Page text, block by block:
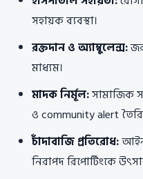
সহায়ক ব্যবস্থা।
রক্তদান ও অ্যাম্বুলেন্স:
মাধ্যম।
মাদক নির্মূল:সামাজিক
ও community alert
চাঁদাবাজি প্রতিরোধ:
নিরাপদ রিপোর্টিংকে